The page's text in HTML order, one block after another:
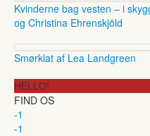
Kvinderne bag vesten – i
og Christina Ehrenskjöld
Smørklat af Lea Landgreen
HELLO!
FIND OS
-1
-1